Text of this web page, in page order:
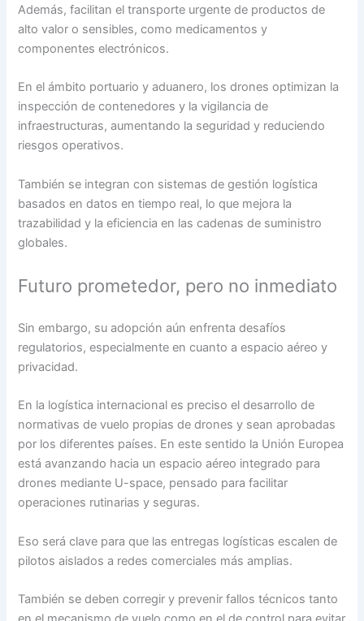
Además, facilitan el transporte urgente de productos de
alto valor o sensibles, como medicamentos y
componentes electrónicos.
En el ámbito portuario y aduanero, los drones optimizan la
inspección de contenedores y la vigilancia de
infraestructuras, aumentando la seguridad y reduciendo
riesgos operativos.
También se integran con sistemas de gestión logística
basados en datos en tiempo real, lo que mejora la
trazabilidad y la eficiencia en las cadenas de suministro
globales.
Futuro prometedor, pero no inmediato
Sin embargo, su adopción aún enfrenta desafíos
regulatorios, especialmente en cuanto a espacio aéreo y
privacidad.
En la logística internacional es preciso el desarrollo de
normativas de vuelo propias de drones y sean aprobadas
por los diferentes países. En este sentido la Unión Europea
está avanzando hacia un espacio aéreo integrado para
drones mediante U-space, pensado para facilitar
operaciones rutinarias y seguras.
Eso será clave para que las entregas logísticas escalen de
pilotos aislados a redes comerciales más amplias.
También se deben corregir y prevenir fallos técnicos tanto